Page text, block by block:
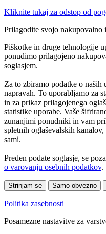
Kliknite tukaj za odstop od
Prilagodite svojo nakupovalno
Piškotke in druge tehnologije
ponudimo prilagojeno
soglasjem.
Za to zbiramo podatke o
napravah. To uporabljamo za
in za prikaz prilagojenega
statistike uporabe. Vaše
zunanjimi ponudniki in vam
spletnih oglaševalskih
sami.
Preden podate soglasje, se
o varovanju osebnih podatkov.
Strinjam se Samo obvezno
Politika zasebnosti
Posamezne nastavitve za